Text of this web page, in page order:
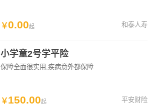
￥0.00起 和泰人寿
小学童2号学平险
保障全面很实用 ,疾病意外都保障
￥150.00起 平安财险